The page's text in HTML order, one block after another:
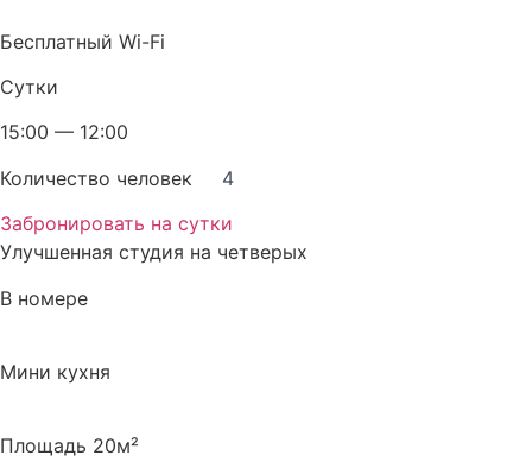
Бесплатный Wi-Fi
Сутки
15:00 — 12:00
Количество человек 4
Забронировать на сутки
Улучшенная студия на четверых
В номере
Мини кухня
Площадь 20м²